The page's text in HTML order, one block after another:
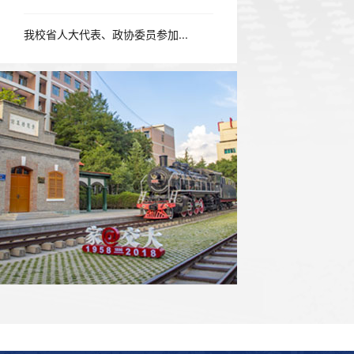
我校省人大代表、政协委员参加...